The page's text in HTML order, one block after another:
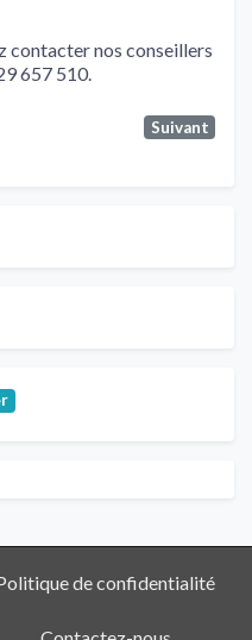
contacter nos conseillers
657 510.
Suivant
de confidentialité